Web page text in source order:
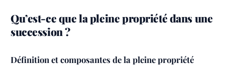
Qu’est-ce que la pleine propriété dans une
succession ?
Définition et composantes de la pleine propriété